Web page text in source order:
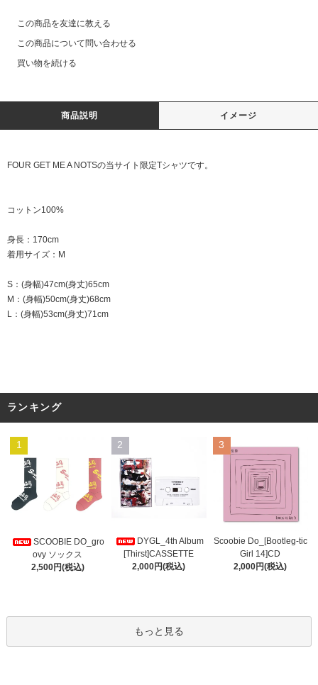
この商品を友達に教える
この商品について問い合わせる
買い物を続ける
商品説明 イメージ
FOUR GET ME A NOTSの当サイト限定Tシャツです。
コットン100%
身長：170cm
着用サイズ：M
S：(身幅)47cm(身丈)65cm
M：(身幅)50cm(身丈)68cm
L：(身幅)53cm(身丈)71cm
ランキング
1
SCOOBIE DO_gro
ovy ソックス
2,500円(税込)
2
DYGL_4th Album
[Thirst]CASSETTE
2,000円(税込)
3
Scoobie Do_[Bootleg-tic
Girl 14]CD
2,000円(税込)
もっと見る